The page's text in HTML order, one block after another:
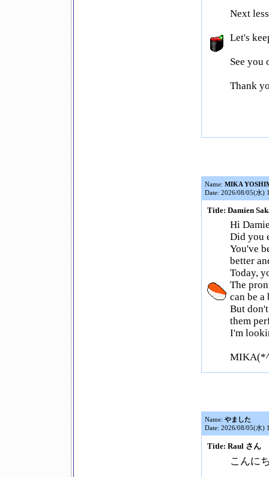
Next
Let's
See
Thank
Name: MIKA
Date: 2026/08/05(水)
Title: Damien
Hi
Did you
You've
better
Today,
The
can be
But
them
I'm
Name: やました
Date: 2026/08/05(水)
Title: Raul さん
こんに